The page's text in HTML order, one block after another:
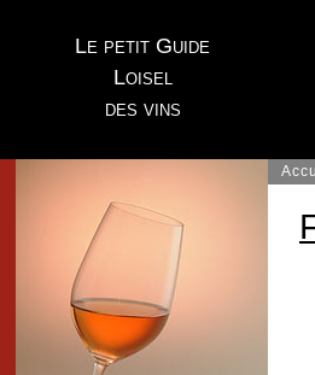
Le petit Guide
Loisel
des vins